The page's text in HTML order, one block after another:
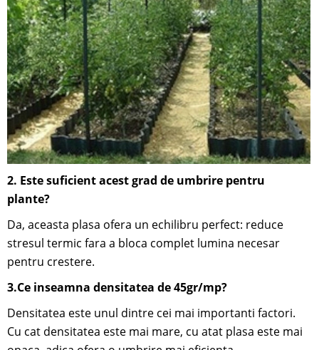
2. Este suficient acest grad de umbrire pentru
plante?
Da, aceasta plasa ofera un echilibru perfect: reduce
stresul termic fara a bloca complet lumina necesar
pentru crestere.
3.Ce inseamna densitatea de 45gr/mp?
Densitatea este unul dintre cei mai importanti factori.
Cu cat densitatea este mai mare, cu atat plasa este mai